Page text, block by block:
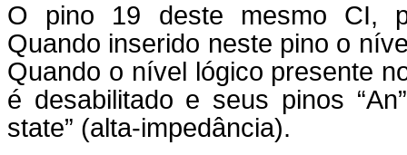
O pino 19 deste mesmo CI,
Quando inserido neste pino o
Quando o nível lógico presente
é desabilitado e seus pinos
state” (alta-impedância).